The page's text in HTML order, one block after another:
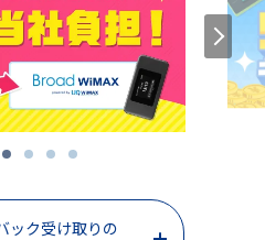
ック受け取りの